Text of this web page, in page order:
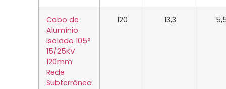
Cabo de
Alumínio
Isolado 105º
15/25KV
120mm
Rede
Subterrânea
120 13,3